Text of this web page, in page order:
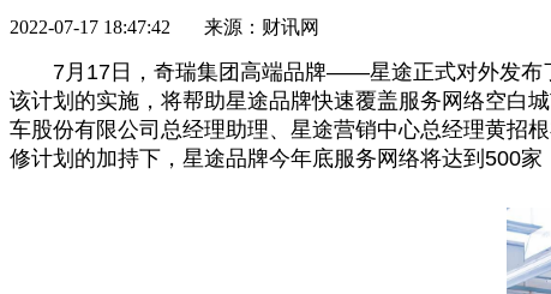
2022-07-17 18:47:42 来源：财讯网
7月17日，奇瑞集团高端品牌——星途正式对外发布
该计划的实施，将帮助星途品牌快速覆盖服务网络空白
车股份有限公司 总经理助理、星途营销中心总经理黄招
修计划的加持下，星途品牌今年底服务网络将达到500